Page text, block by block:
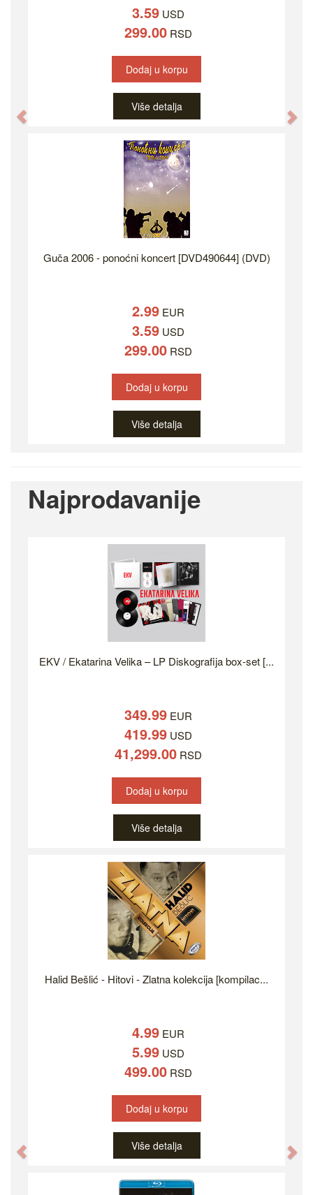
3.59 USD
299.00 RSD
Dodaj u korpu
Više detalja
Guča 2006 - ponoćni koncert [DVD490644] (DVD)
2.99 EUR
3.59 USD
299.00 RSD
Dodaj u korpu
Više detalja
Najprodavanije
EKV / Ekatarina Velika – LP Diskografija box-set [...
349.99 EUR
419.99 USD
41,299.00 RSD
Dodaj u korpu
Više detalja
Halid Bešlić - Hitovi - Zlatna kolekcija [kompilac...
4.99 EUR
5.99 USD
499.00 RSD
Dodaj u korpu
Više detalja